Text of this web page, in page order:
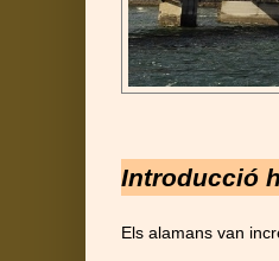
Introducció
Els alamans van